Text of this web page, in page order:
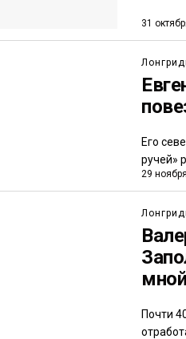
31
Его
ручей»
29
Почти